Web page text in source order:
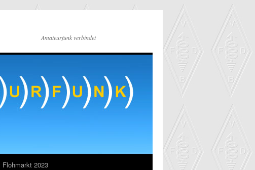
Amateurfunk verbindet
Flohmarkt 2023